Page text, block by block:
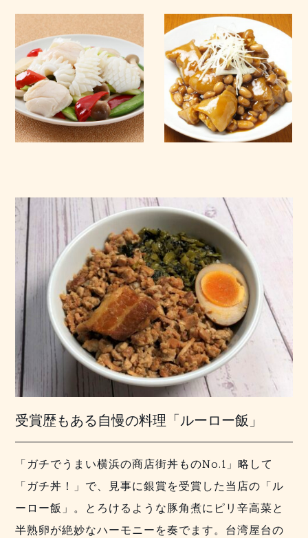
受賞歴もある自慢の料理「ルーロー飯」
「ガチでうまい横浜の商店街丼ものNo.1」略して
「ガチ丼！」で、見事に銀賞を受賞した当店の「ル
ーロー飯」。とろけるような豚角煮にピリ辛高菜と
半熟卵が絶妙なハーモニーを奏でます。台湾屋台の